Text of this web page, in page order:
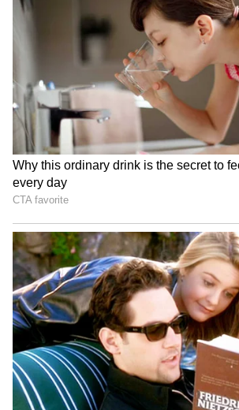
3
5
Quick commerce
Zepto உடன் நேரடி போட்டி
ஸ்விக்கியின் MaxxSaver
ஆண்டு அறிமுகப்படுத்திய
அம்சத்தால் ஈர்க்கப்பட்டதாகக்